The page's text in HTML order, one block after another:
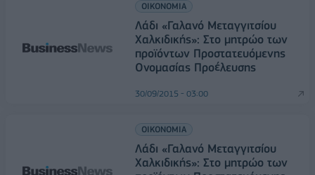
ΟΙΚΟΝΟΜΙΑ
Λάδι «Γαλανό Μεταγγιτσίου
Χαλκιδικής»: Στο μητρώο των
προϊόντων Προστατευόμενης
Ονομασίας Προέλευσης
30/09/2015 - 03:00
ΟΙΚΟΝΟΜΙΑ
Λάδι «Γαλανό Μεταγγιτσίου
Χαλκιδικής»: Στο μητρώο των